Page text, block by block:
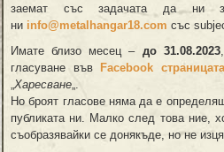
заемат със задачата да ни
ни info@metalhangar18.com със
Имате близо месец – до 31.08.2023
гласуване във
Facebook
„Харесване„.
Но броят гласове няма да е
публиката ни. Малко след това ние,
съобразявайки се донякъде, но не